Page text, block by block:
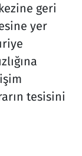
geri
yer
tesisini